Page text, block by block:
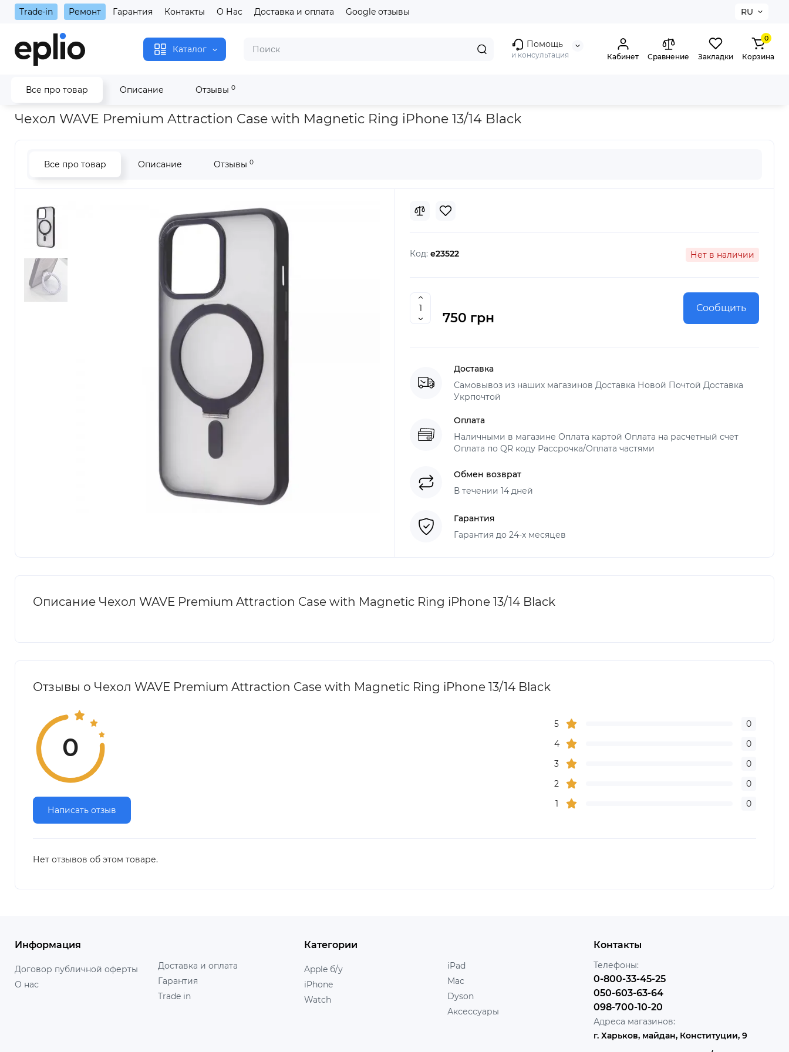
Trade-in Ремонт Гарантия Контакты О Нас Доставка и оплата Google отзывы RU
Каталог Помощь
и консультация Кабинет Сравнение Закладки
0
Корзина
Все про товар Описание Отзывы 0
Главная Чехол WAVE Premium Attraction Case with Magnetic Ring iPhone 13/14 Black
Чехол WAVE Premium Attraction Case with Magnetic Ring iPhone 13/14 Black
Все про товар Описание Отзывы 0
Код: e23522 Нет в наличии
750 грн
Сообщить
Доставка
Самовывоз из наших магазинов Доставка Новой Почтой Доставка
Укрпочтой
Оплата
Наличными в магазине Оплата картой Оплата на расчетный счет
Оплата по QR коду Рассрочка/Оплата частями
Обмен возврат
В течении 14 дней
Гарантия
Гарантия до 24-х месяцев
Описание Чехол WAVE Premium Attraction Case with Magnetic Ring iPhone 13/14 Black
Отзывы о Чехол WAVE Premium Attraction Case with Magnetic Ring iPhone 13/14 Black
0
Написать отзыв
5
0
4
0
3
0
2
0
1
0
Нет отзывов об этом товаре.
Информация
Договор публичной оферты
О нас
Доставка и оплата
Гарантия
Trade in
Категории
Apple б/у
iPhone
Watch
iPad
Mac
Dyson
Аксессуары
Контакты
Телефоны:
0-800-33-45-25
050-603-63-64
098-700-10-20
Адреса магазинов:
г. Харьков, майдан, Конституции, 9